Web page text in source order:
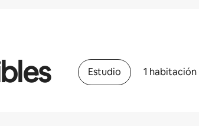
Estudio 1 habitación